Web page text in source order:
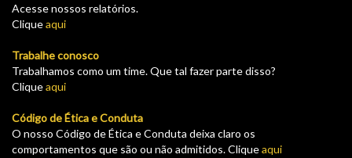
Acesse nossos relatórios.
Cliqueaqui
Trabalhe conosco
Trabalhamos como um time. Que tal fazer parte disso?
Cliqueaqui
Código de Ética e Conduta
O nosso Código de Ética e Conduta deixa claro os
comportamentos que são ou não admitidos. Cliqueaqui